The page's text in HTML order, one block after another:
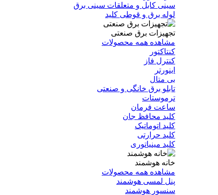
سینی کابل و متعلقات سینی برق
لوله برق و قوطی کلید
تجهیزات برق صنعتی
مشاهده همه محصولات
کنتاکتور
کنترل فاز
اینورتر
بی متال
تابلو برق خانگی و صنعتی
ترموستات
ساعت فرمان
کلید محافظ جان
کلید اتوماتیک
کلید حرارتی
کلید مینیاتوری
خانه هوشمند
مشاهده همه محصولات
پنل لمسی هوشمند
سنسور هوشمند